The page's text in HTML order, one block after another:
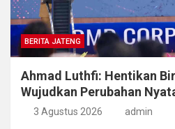
BERITA JATENG
Ahmad Luthfi: Hentikan
Wujudkan Perubahan
3 Agustus 2026 admin